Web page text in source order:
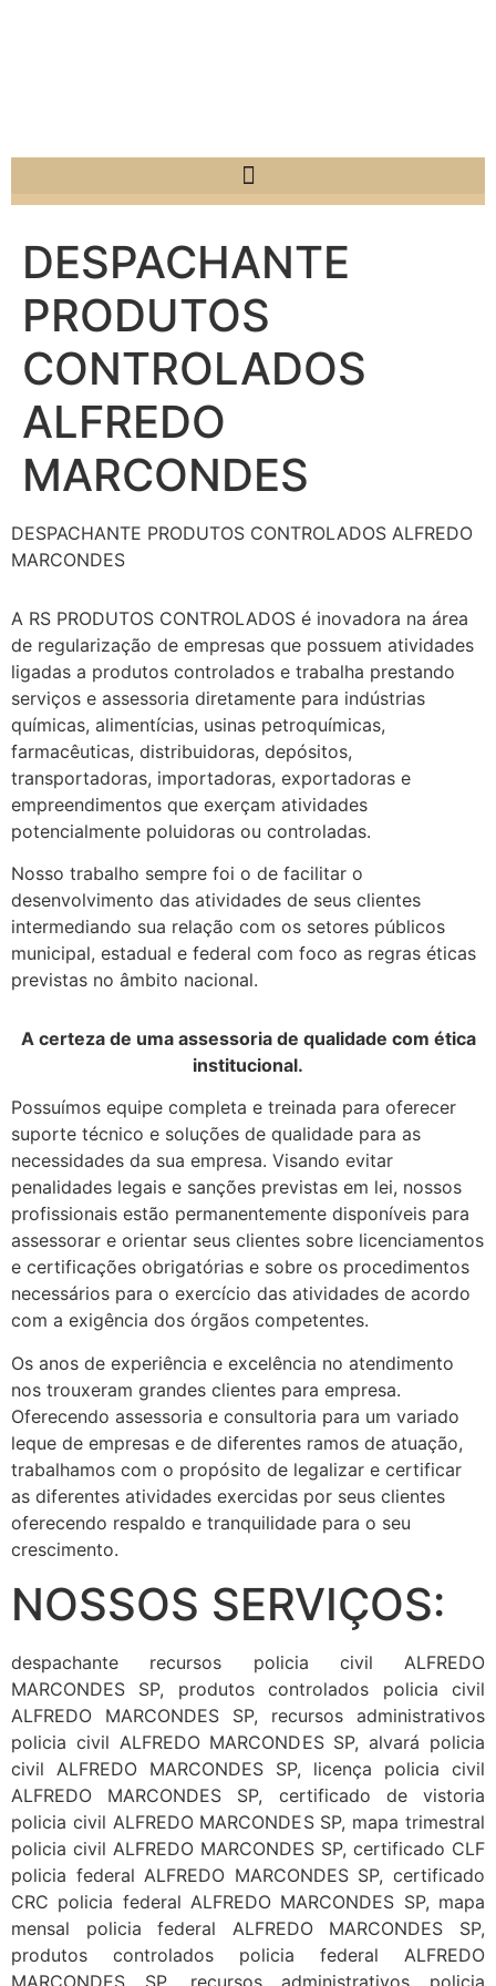
DESPACHANTE
PRODUTOS
CONTROLADOS
ALFREDO
MARCONDES
DESPACHANTE PRODUTOS CONTROLADOS ALFREDO
MARCONDES
A RS PRODUTOS CONTROLADOS é inovadora na área
de regularização de empresas que possuem atividades
ligadas a produtos controlados e trabalha prestando
serviços e assessoria diretamente para indústrias
químicas, alimentícias, usinas petroquímicas,
farmacêuticas, distribuidoras, depósitos,
transportadoras, importadoras, exportadoras e
empreendimentos que exerçam atividades
potencialmente poluidoras ou controladas.
Nosso trabalho sempre foi o de facilitar o
desenvolvimento das atividades de seus clientes
intermediando sua relação com os setores públicos
municipal, estadual e federal com foco as regras éticas
previstas no âmbito nacional.
A certeza de uma assessoria de qualidade com ética
institucional.
Possuímos equipe completa e treinada para oferecer
suporte técnico e soluções de qualidade para as
necessidades da sua empresa. Visando evitar
penalidades legais e sanções previstas em lei, nossos
profissionais estão permanentemente disponíveis para
assessorar e orientar seus clientes sobre licenciamentos
e certificações obrigatórias e sobre os procedimentos
necessários para o exercício das atividades de acordo
com a exigência dos órgãos competentes.
Os anos de experiência e excelência no atendimento
nos trouxeram grandes clientes para empresa.
Oferecendo assessoria e consultoria para um variado
leque de empresas e de diferentes ramos de atuação,
trabalhamos com o propósito de legalizar e certificar
as diferentes atividades exercidas por seus clientes
oferecendo respaldo e tranquilidade para o seu
crescimento.
NOSSOS SERVIÇOS:
despachante recursos policia civil ALFREDO
MARCONDES SP, produtos controlados policia civil
ALFREDO MARCONDES SP, recursos administrativos
policia civil ALFREDO MARCONDES SP, alvará policia
civil ALFREDO MARCONDES SP, licença policia civil
ALFREDO MARCONDES SP, certificado de vistoria
policia civil ALFREDO MARCONDES SP, mapa trimestral
policia civil ALFREDO MARCONDES SP, certificado CLF
policia federal ALFREDO MARCONDES SP, certificado
CRC policia federal ALFREDO MARCONDES SP, mapa
mensal policia federal ALFREDO MARCONDES SP,
produtos controlados policia federal ALFREDO